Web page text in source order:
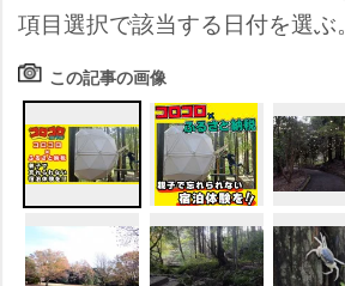
項目選択で該当する日付を選ぶ。
この記事の画像